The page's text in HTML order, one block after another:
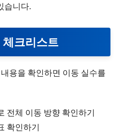
습니다.
크리스트
용을 확인하면 이동 실수를
전체 이동 방향 확인하기
확인하기